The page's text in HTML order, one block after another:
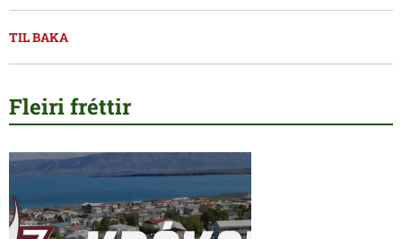
TIL BAKA
Fleiri fréttir